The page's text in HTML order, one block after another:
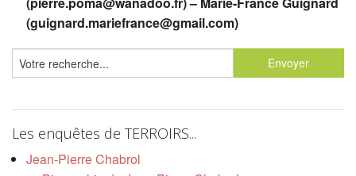
(guignard.mariefrance@gmail.com)
Les enquêtes de TERROIRS...
Jean-Pierre Chabrol